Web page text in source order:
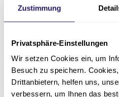
Zustimmung
Privatsphäre-Einstellungen
Wir setzen Cookies ein, um
Besuch zu speichern.
Drittanbietern, helfen uns,
verbessern, um Ihnen das
Neonatologie